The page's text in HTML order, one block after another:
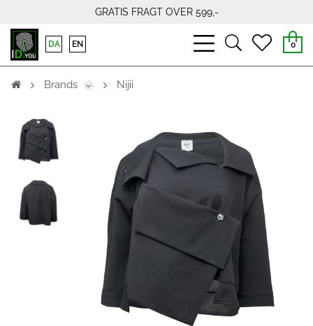
GRATIS FRAGT OVER 599,-
bars
light
searchheart
0
DA EN
Brands Nijii